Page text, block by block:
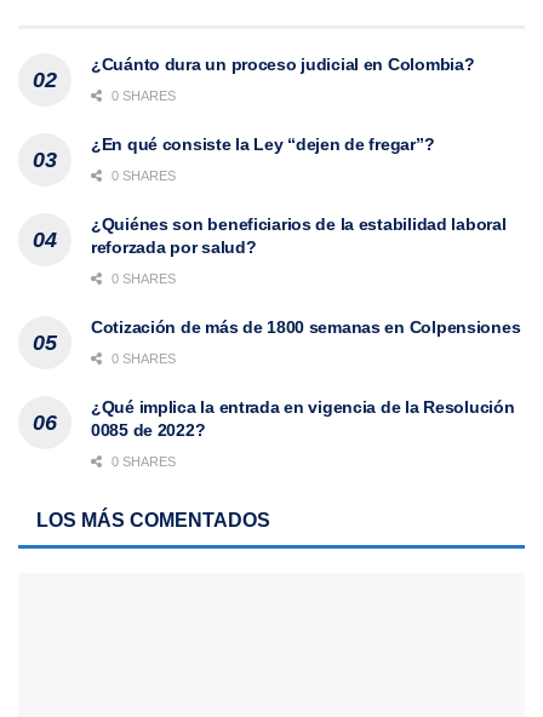
¿Cuánto dura un proceso judicial en Colombia?
0 SHARES
¿En qué consiste la Ley “dejen de fregar”?
0 SHARES
¿Quiénes son beneficiarios de la estabilidad laboral
reforzada por salud?
0 SHARES
Cotización de más de 1800 semanas en Colpensiones
0 SHARES
¿Qué implica la entrada en vigencia de la Resolución
0085 de 2022?
0 SHARES
LOS MÁS COMENTADOS